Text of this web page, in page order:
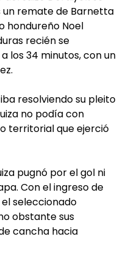
un remate de Barnetta
hondureño Noel
recién se
los 34 minutos, con un
resolviendo su pleito
no podía con
territorial que ejerció
pugnó por el gol ni
Con el ingreso de
seleccionado
obstante sus
cancha hacia